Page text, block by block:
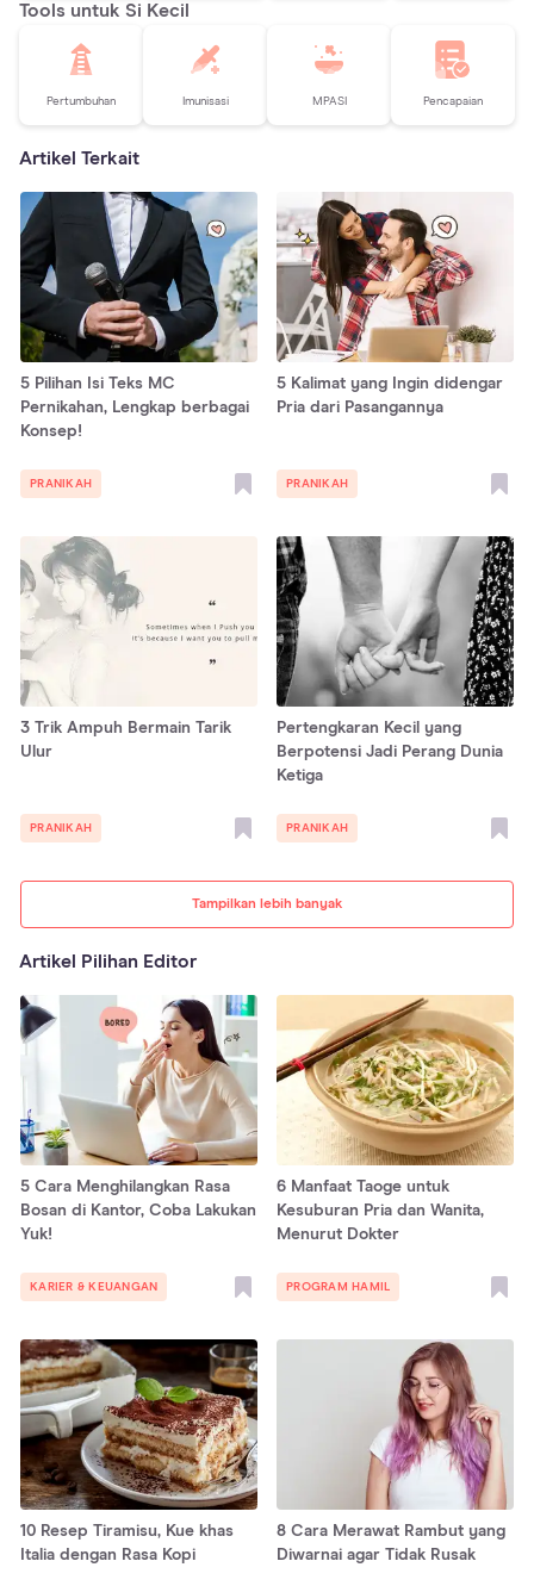
Tools untuk Si Kecil
Pertumbuhan Imunisasi MPASI Pencapaian
Artikel Terkait
Tampilkan lebih banyak
5 Pilihan Isi Teks MC
Pernikahan, Lengkap berbagai
Konsep!
PRANIKAH
5 Kalimat yang Ingin didengar
Pria dari Pasangannya
PRANIKAH
3 Trik Ampuh Bermain Tarik
Ulur
PRANIKAH
Pertengkaran Kecil yang
Berpotensi Jadi Perang Dunia
Ketiga
PRANIKAH
Artikel Pilihan Editor
5 Cara Menghilangkan Rasa
Bosan di Kantor, Coba Lakukan
Yuk!
KARIER & KEUANGAN
6 Manfaat Taoge untuk
Kesuburan Pria dan Wanita,
Menurut Dokter
PROGRAM HAMIL
10 Resep Tiramisu, Kue khas
Italia dengan Rasa Kopi
8 Cara Merawat Rambut yang
Diwarnai agar Tidak Rusak